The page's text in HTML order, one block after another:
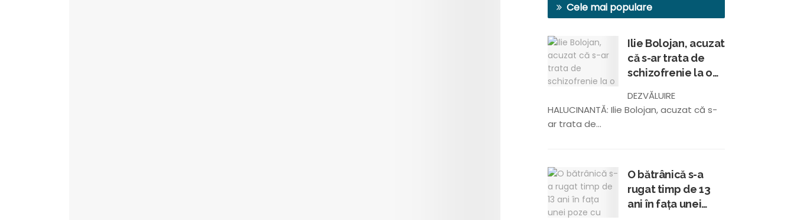
Cele mai populare
Ilie Bolojan, acuzat
că s-ar trata de
schizofrenie la o
conform unui
membru al
DEZVĂLUIRE
HALUCINANTĂ: Ilie Bolojan, acuzat că s-
ar trata de...
O bătrânică s-a
rugat timp de 13
ani în fața unei